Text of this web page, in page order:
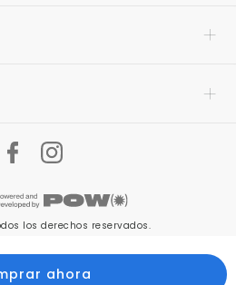
los derechos reservados.